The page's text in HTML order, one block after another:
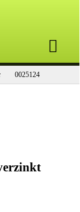
0025124